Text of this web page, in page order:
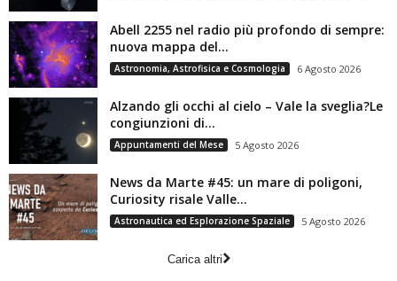
Abell 2255 nel radio più profondo di sempre:
nuova mappa del...
Astronomia, Astrofisica e Cosmologia 6 Agosto 2026
Alzando gli occhi al cielo – Vale la sveglia?Le
congiunzioni di...
Appuntamenti del Mese 5 Agosto 2026
News da Marte #45: un mare di poligoni,
Curiosity risale Valle...
Astronautica ed Esplorazione Spaziale 5 Agosto 2026
Carica altri